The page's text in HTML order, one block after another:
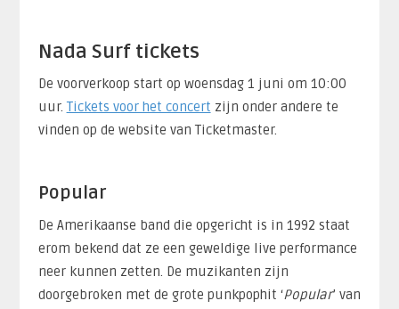
Nada Surf tickets
De voorverkoop start op woensdag 1 juni om 10:00
uur.Tickets voor het concert zijn onder andere te
vinden op de website van Ticketmaster.
Popular
De Amerikaanse band die opgericht is in 1992 staat
erom bekend dat ze een geweldige live performance
neer kunnen zetten. De muzikanten zijn
doorgebroken met de grote punkpophit ‘Popular’ van